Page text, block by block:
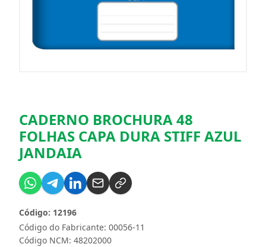
CADERNO BROCHURA 48
FOLHAS CAPA DURA STIFF AZUL
JANDAIA
Código do Fabricante: 00056-11
Código: 12196
Código NCM: 48202000